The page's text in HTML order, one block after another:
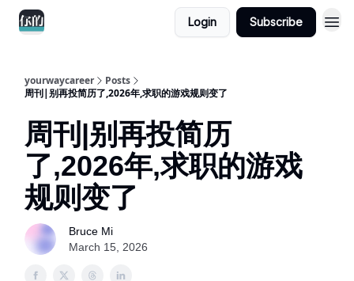
Login Subscribe
yourwaycareer
Posts
周刊|别再投简历了,2026年,求职的游戏规则变了
周刊|别再投简历
了,2026年,求职的游戏
规则变了
Bruce Mi
March 15, 2026